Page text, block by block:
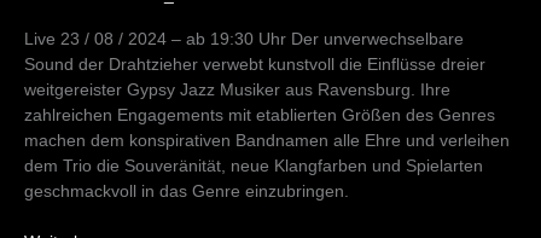
Live 23 / 08 / 2024 – ab 19:30 Uhr Der unverwechselbare
Sound der Drahtzieher verwebt kunstvoll die Einflüsse dreier
weitgereister Gypsy Jazz Musiker aus Ravensburg. Ihre
zahlreichen Engagements mit etablierten Größen des Genres
machen dem konspirativen Bandnamen alle Ehre und verleihen
dem Trio die Souveränität, neue Klangfarben und Spielarten
geschmackvoll in das Genre einzubringen.